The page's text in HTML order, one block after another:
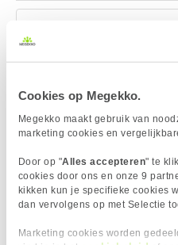
Cookies op Megekko.
Megekko maakt gebruik van
marketing cookies en
Door op "Alles accepteren" te
cookies door ons en onze 9
kikken kun je specifieke cookies
dan vervolgens op met Selectie
Marketing cookies worden
Bezorgadres is gelijk aan
Bezorging op alternatief
Afhalen op PostNL
Afhalen in Megekko Shop